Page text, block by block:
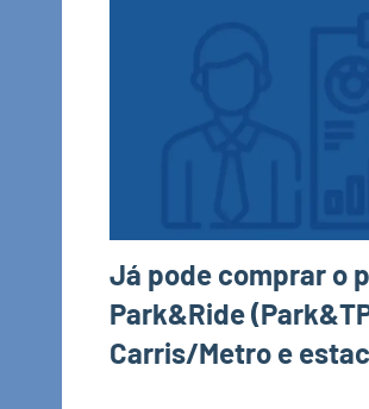
Já pode comprar o
Park&Ride
Carris/Metro e